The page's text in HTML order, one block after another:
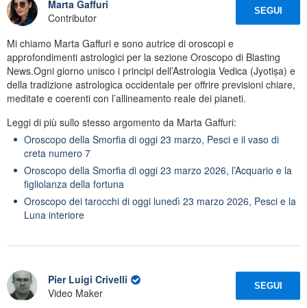
Marta Gaffuri
Contributor
SEGUI
Mi chiamo Marta Gaffuri e sono autrice di oroscopi e
approfondimenti astrologici per la sezione Oroscopo di Blasting
News.Ogni giorno unisco i principi dell’Astrologia Vedica (Jyotiṣa) e
della tradizione astrologica occidentale per offrire previsioni chiare,
meditate e coerenti con l’allineamento reale dei pianeti.
Leggi di più sullo stesso argomento da Marta Gaffuri:
Oroscopo della Smorfia di oggi 23 marzo, Pesci e il vaso di
creta numero 7
Oroscopo della Smorfia di oggi 23 marzo 2026, l’Acquario e la
figliolanza della fortuna
Oroscopo dei tarocchi di oggi lunedì 23 marzo 2026, Pesci e la
Luna interiore
Pier Luigi Crivelli
Video Maker
SEGUI